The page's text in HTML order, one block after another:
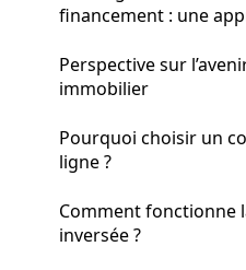
financement : une
Perspective sur
immobilier
Pourquoi choisir un
ligne ?
Comment fonctionne
inversée ?